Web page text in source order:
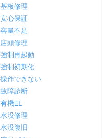
基板修理
安心保証
容量不足
店頭修理
強制再起動
強制初期化
操作できない
故障診断
有機EL
水没修理
水没復旧